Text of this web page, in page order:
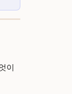
이